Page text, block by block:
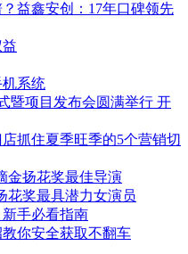
益鑫安创：17年口碑领先
系统
暨项目发布会圆满举行 开
抓住夏季旺季的5个营销切
金扬花奖最佳导演
花奖最具潜力女演员
手必看指南
你安全获取不翻车